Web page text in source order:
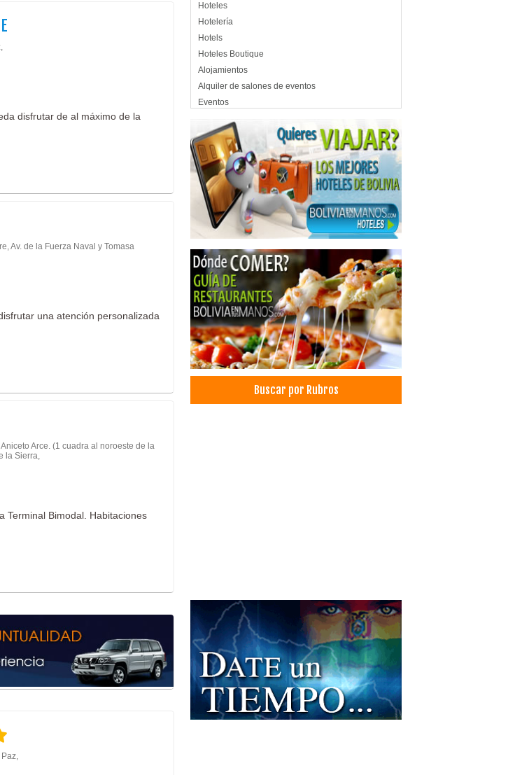
disfrutar de al máximo de la
Av. de la Fuerza Naval y Tomasa
una atención personalizada
Arce. (1 cuadra al noroeste de la
la Sierra,
Terminal Bimodal. Habitaciones
Hoteles
Hotelería
Hotels
Hoteles Boutique
Alojamientos
Alquiler de salones de eventos
Eventos
Eventos Sociales
Hospedajes
Convenciones
Centro de Convenciones
SPA
Té Buffete
Buscar por Rubros